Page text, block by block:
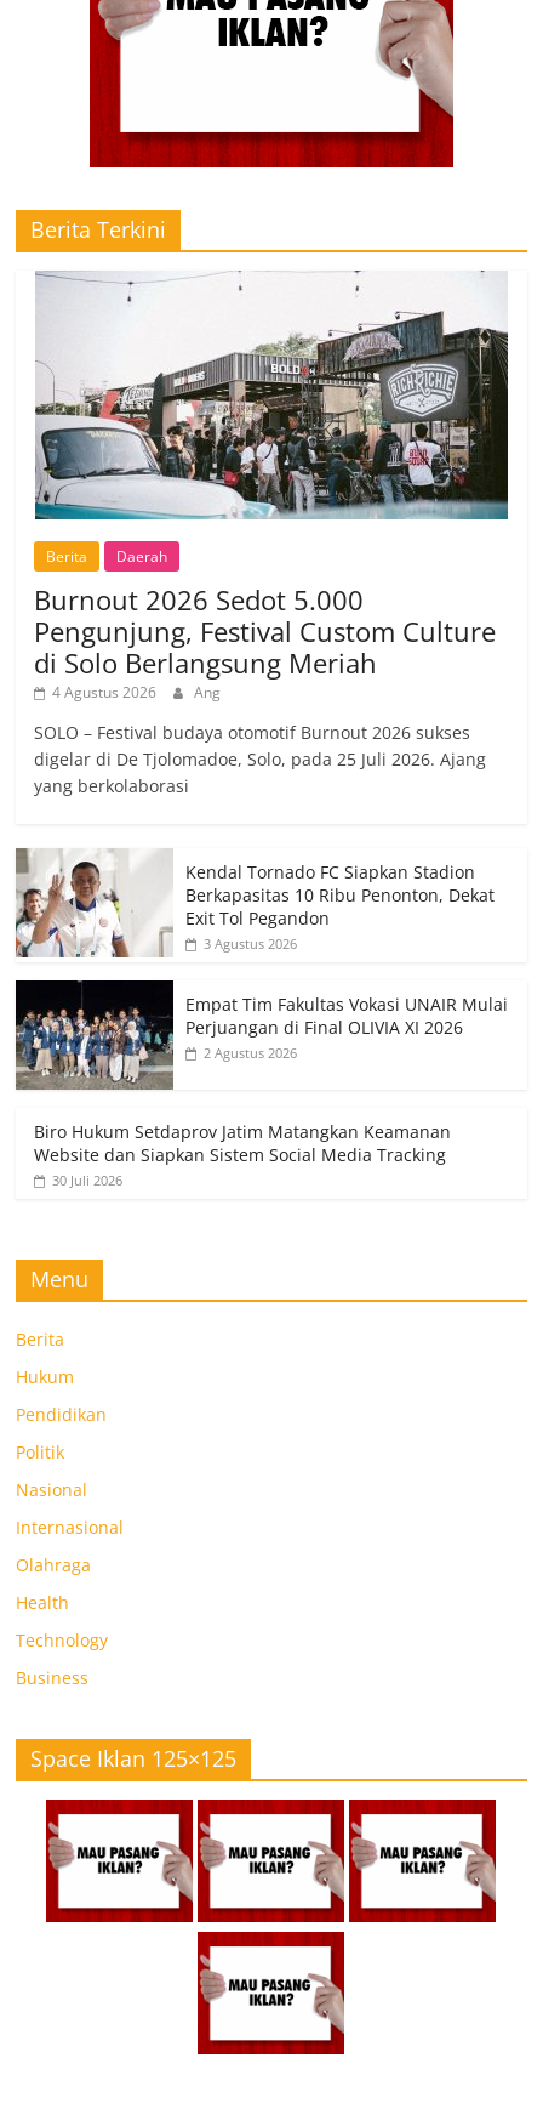
Berita Terkini
Berita Daerah
Burnout 2026 Sedot 5.000
Pengunjung, Festival Custom Culture
di Solo Berlangsung Meriah
4 Agustus 2026 Ang
SOLO – Festival budaya otomotif Burnout 2026 sukses
digelar di De Tjolomadoe, Solo, pada 25 Juli 2026. Ajang
yang berkolaborasi
Kendal Tornado FC Siapkan Stadion
Berkapasitas 10 Ribu Penonton, Dekat
Exit Tol Pegandon
3 Agustus 2026
Empat Tim Fakultas Vokasi UNAIR Mulai
Perjuangan di Final OLIVIA XI 2026
2 Agustus 2026
Biro Hukum Setdaprov Jatim Matangkan Keamanan
Website dan Siapkan Sistem Social Media Tracking
30 Juli 2026
Menu
Berita
Hukum
Pendidikan
Politik
Nasional
Internasional
Olahraga
Health
Technology
Business
Space Iklan 125×125